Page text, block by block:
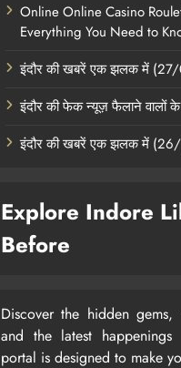
Online Online Casino
Everything You Need to
इंदौर की खबरें एक झलक में
इंदौर की फेक न्यूज़ फैलाने वालों
इंदौर की खबरें एक झलक में
Explore Indore
Before
Discover the hidden gems,
and the latest
portal is designed to make